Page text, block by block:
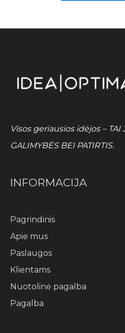
Visos geriausios idėjos – TAI
GALIMYBĖS BEI PATIRTIS.
INFORMACIJA
Pagrindinis
Apie mus
Paslaugos
Klientams
Nuotolinė pagalba
Pagalba